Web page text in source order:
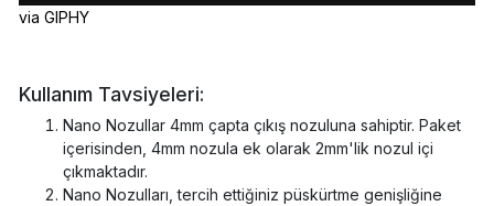
via GIPHY
Kullanım Tavsiyeleri:
Nano Nozullar 4mm çapta çıkış nozuluna sahiptir. Paket
içerisinden, 4mm nozula ek olarak 2mm'lik nozul içi
çıkmaktadır.
Nano Nozulları, tercih ettiğiniz püskürtme genişliğine